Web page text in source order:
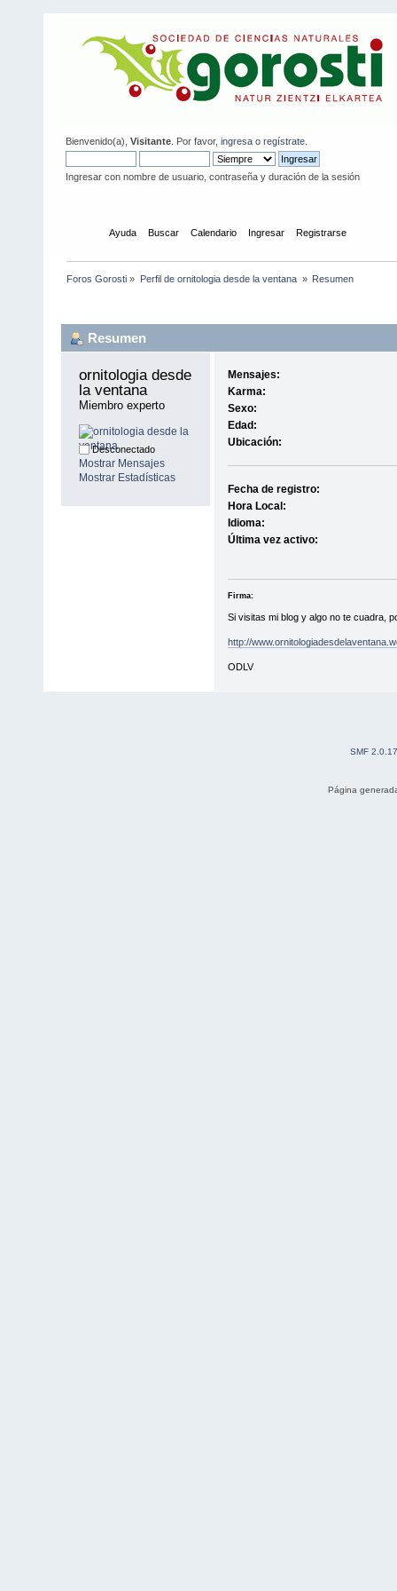
Bienvenido(a), Visitante . Por favor, ingresa o regístrate
Ingresar con nombre de usuario, contraseña y duración de la sesión
Ayuda Buscar Calendario Ingresar Registrarse
Foros Gorosti » Perfil de ornitologia desde la ventana » Resumen
Resumen
ornitologia desde
la ventana
Miembro experto
Desconectado
Mostrar Mensajes
Mostrar Estadísticas
Mensajes:
Karma:
Sexo:
Edad:
Ubicación:
Fecha de registro:
Hora Local:
Idioma:
Última vez activo:
Firma:
Si visitas mi blog y algo no te cuadra,
http://
ODLV
SMF 2.0.17
Página